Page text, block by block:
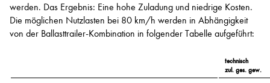
werden. Das Ergebnis: Eine hohe Zuladung und niedrige Kosten.
Die möglichen Nutzlasten bei 80 km/h werden in Abhängigkeit
von der Ballasttrailer-Kombination in folgender Tabelle aufgeführt:
technisch
zul. ges. gew.